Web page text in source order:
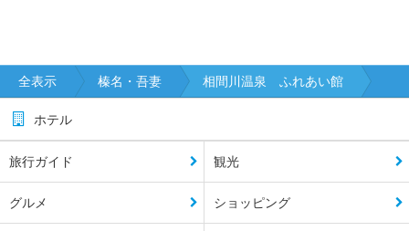
全表示 榛名・吾妻 相間川温泉 ふれあい館
ホテル
旅行ガイド 観光
グルメ ショッピング